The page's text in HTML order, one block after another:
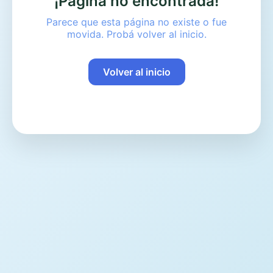
Parece que esta página no existe o fue
movida. Probá volver al inicio.
Volver al inicio